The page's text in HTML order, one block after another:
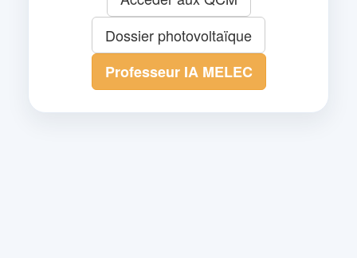
Dossier photovoltaïque
Professeur IA MELEC